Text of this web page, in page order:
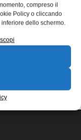
compreso il
Policy o cliccando
dello schermo.